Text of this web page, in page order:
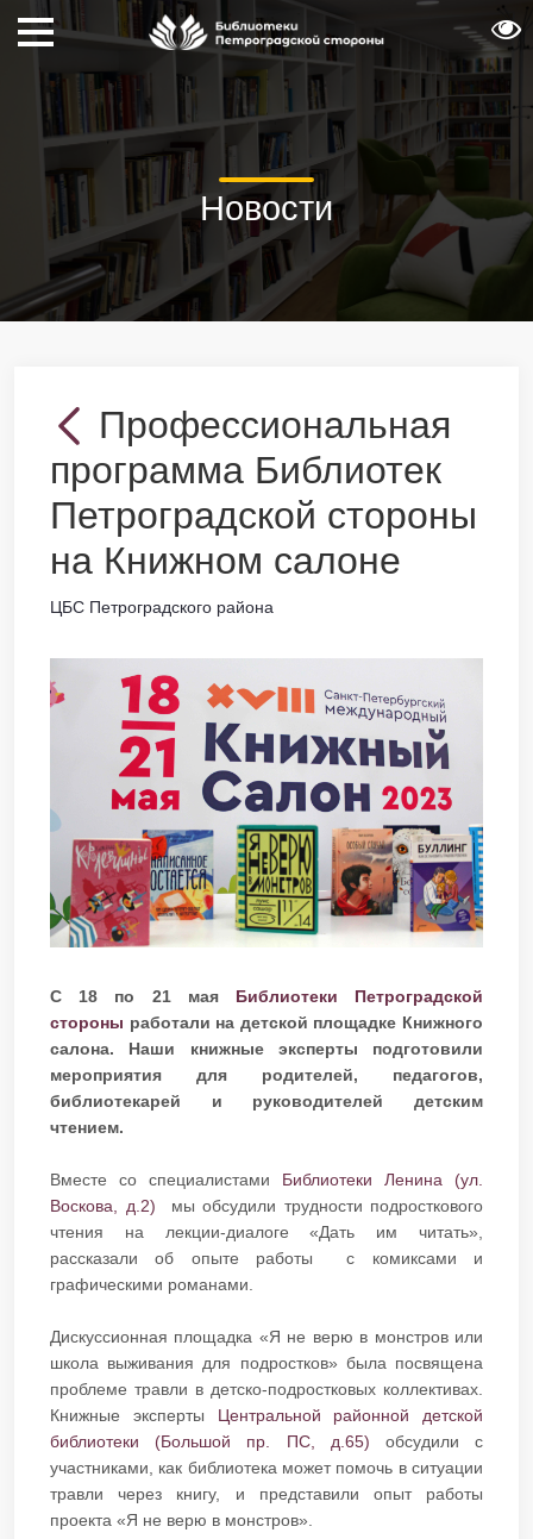
Новости
Профессиональная
программа Библиотек
Петроградской стороны
на Книжном салоне
ЦБС Петроградского района
С 18 по 21 мая Библиотеки Петроградской
стороны работали на детской площадке Книжного
салона. Наши книжные эксперты подготовили
мероприятия для родителей, педагогов,
библиотекарей и руководителей детским
чтением.
Вместе со специалистами Библиотеки Ленина (ул.
Воскова, д.2) мы обсудили трудности подросткового
чтения на лекции-диалоге «Дать им читать»,
рассказали об опыте работы с комиксами и
графическими романами.
Дискуссионная площадка «Я не верю в монстров или
школа выживания для подростков» была посвящена
проблеме травли в детско-подростковых коллективах.
Книжные эксперты Центральной районной детской
библиотеки (Большой пр. ПС, д.65) обсудили с
участниками, как библиотека может помочь в ситуации
травли через книгу, и представили опыт работы
проекта «Я не верю в монстров».